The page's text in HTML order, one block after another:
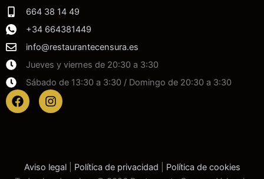
664 38 14 49
+34 664381449
info@restaurantecensura.es
Jueves y viernes de 20:30 a 3:30
Sábado de 13:30 a 3:30 / Domingo de 20:30 a 3:30
F
a
I
n
r
Aviso legal| Política de privacidad
Política de cookies